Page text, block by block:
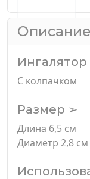
Описание
С колпачком
Размер ➢
Длина 6,5 см
Диаметр 2,8 см